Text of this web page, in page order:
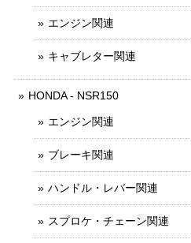
エンジン関連
キャブレター関連
HONDA - NSR150
エンジン関連
ブレーキ関連
ハンドル・レバー関連
スプロケ・チェーン関連